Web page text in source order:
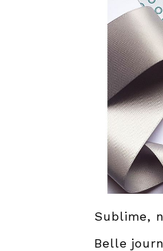
Sublime,
Belle